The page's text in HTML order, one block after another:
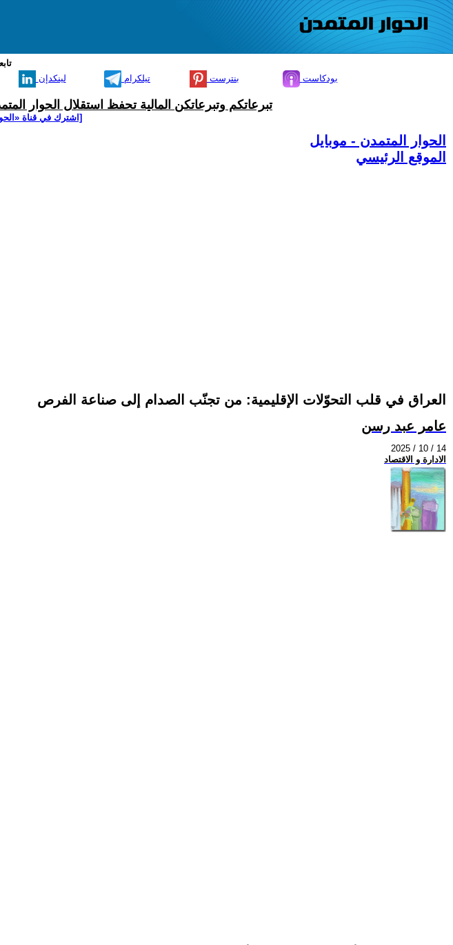
لينكدإن تيلكرام بنترست بودكاست
تبرعاتكم وتبرعاتكن المالية تحفظ استقلال الحوار
[اشترك في قناة
الحوار المتمدن - موبايل
الموقع الرئيسي
العراق في قلب التحوّلات الإقليمية: من تجنّب الصدام إلى صناعة الفرص
عامر عبد رسن
2025 / 10 / 14
الادارة و الاقتصاد